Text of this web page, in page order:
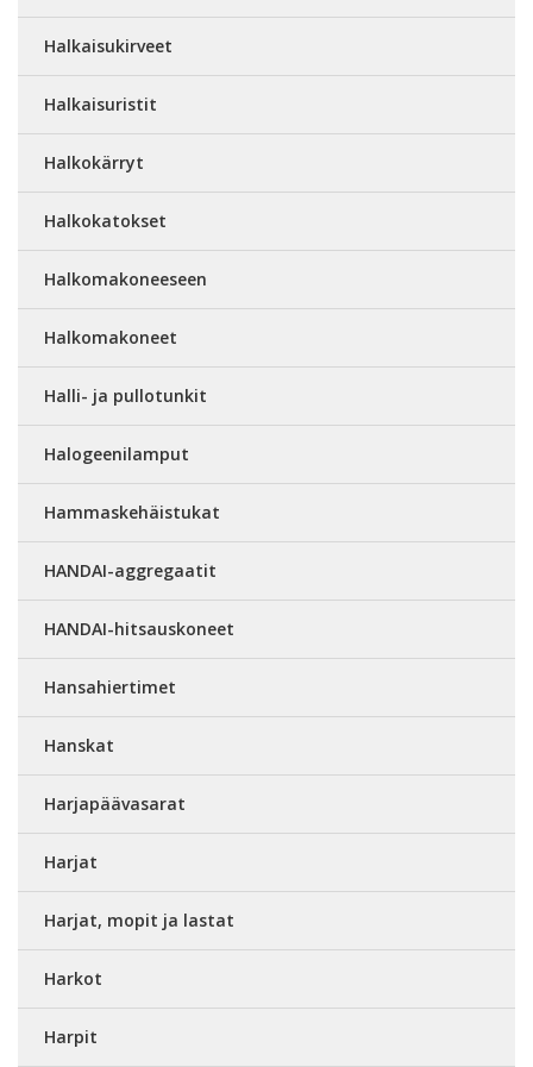
Halkaisukirveet
Halkaisuristit
Halkokärryt
Halkokatokset
Halkomakoneeseen
Halkomakoneet
Halli- ja pullotunkit
Halogeenilamput
Hammaskehäistukat
HANDAI-aggregaatit
HANDAI-hitsauskoneet
Hansahiertimet
Hanskat
Harjapäävasarat
Harjat
Harjat, mopit ja lastat
Harkot
Harpit